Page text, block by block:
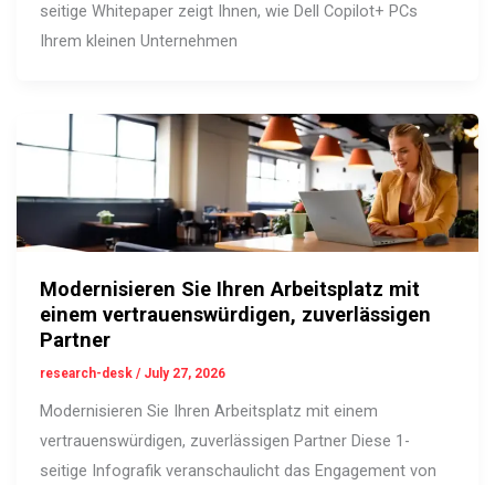
seitige Whitepaper zeigt Ihnen, wie Dell Copilot+ PCs
Ihrem kleinen Unternehmen
Modernisieren Sie Ihren Arbeitsplatz mit
einem vertrauenswürdigen, zuverlässigen
Partner
research-desk/ July 27, 2026
Modernisieren Sie Ihren Arbeitsplatz mit einem
vertrauenswürdigen, zuverlässigen Partner Diese 1-
seitige Infografik veranschaulicht das Engagement von